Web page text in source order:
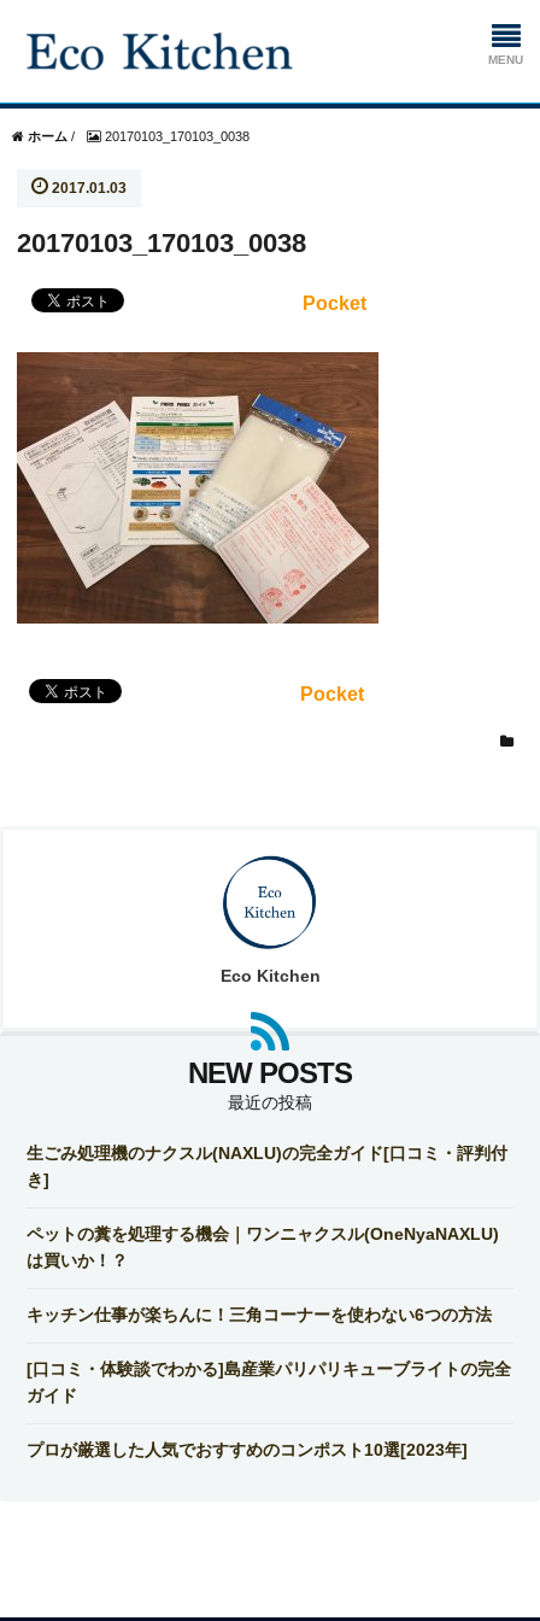
ホーム
生ゴミ処理機
ホーム / 20170103_170103_0038
2017.01.03
20170103_170103_0038
Pocket
Pocket
Eco Kitchen
最近の投稿
生ごみ処理機のナクスル(NAXLU)の完全ガイド[口コミ・評判付
き]
ペットの糞を処理する機会｜ワンニャクスル(OneNyaNAXLU)
は買いか！？
キッチン仕事が楽ちんに！三角コーナーを使わない6つの方法
[口コミ・体験談でわかる]島産業パリパリキューブライトの完全
ガイド
プロが厳選した人気でおすすめのコンポスト10選[2023年]